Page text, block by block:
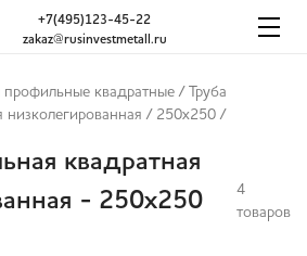
zakaz@rusinvestmetall.ru
+7(495)123-45-22
профильные квадратные /
Труба
низколегированная / 250x250 /
квадратная
- 250x250
4
товаров